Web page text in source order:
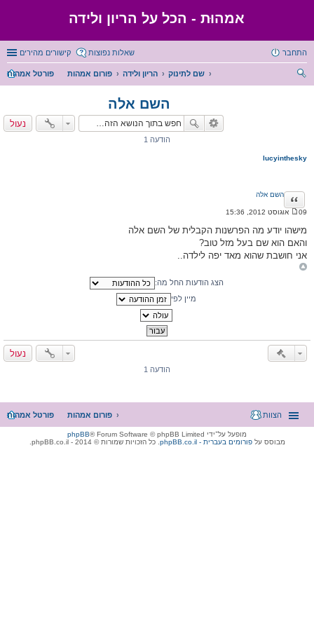
אמהוּת - הכל על הריון ולידה
קישורים מהירים שאלות נפוצות התחבר
פורטל אמהות פורום אמהות הריון ולידה
שם לתינוק
השם אלה
נעול
הודעה 1
lucyinthesky
השם אלה ציטוט
ו
ד
ע
ה
09 אוגוסט 2012, 15:36
מישהו יודע מה הפרשנות הקבלית של השם אלה
והאם הוא שם בעל מזל טוב?
אני חושבת שהוא מאד יפה לילדה..
הצג הודעות החל מה:
מיין לפי
נעול
הודעה 1
פורטל אמהות פורום אמהות הצוות
מופעל על־ידי phpBB® Forum Software © phpBB Limited
מבוסס עלphpBB.co.il - פורומים בעברית . כל הזכויות שמורות © 2014 - phpBB.co.il.